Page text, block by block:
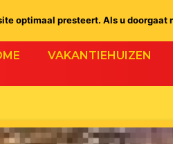
VAKANTIEHUIZEN
optimaal presteert. Als u